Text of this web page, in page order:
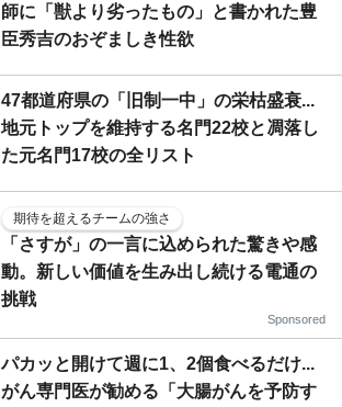
師に「獣より劣ったもの」と書かれた豊
臣秀吉のおぞましき性欲
47都道府県の「旧制一中」の栄枯盛衰...
地元トップを維持する名門22校と凋落し
た元名門17校の全リスト
期待を超えるチームの強さ
「さすが」の一言に込められた驚きや感
動。新しい価値を生み出し続ける電通の
挑戦
Sponsored
パカッと開けて週に1、2個食べるだけ...
がん専門医が勧める「大腸がんを予防す